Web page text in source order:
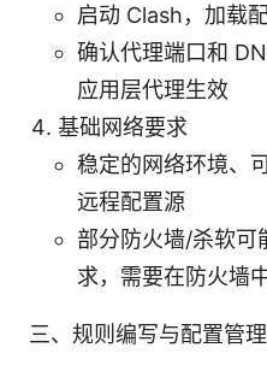
启动 Clash，加载
确认代理端口和
应用层代理生效
基础网络要求
稳定的网络环境、
远程配置源
部分防火墙/杀软可
求，需要在防火墙
三、规则编写与配置管理